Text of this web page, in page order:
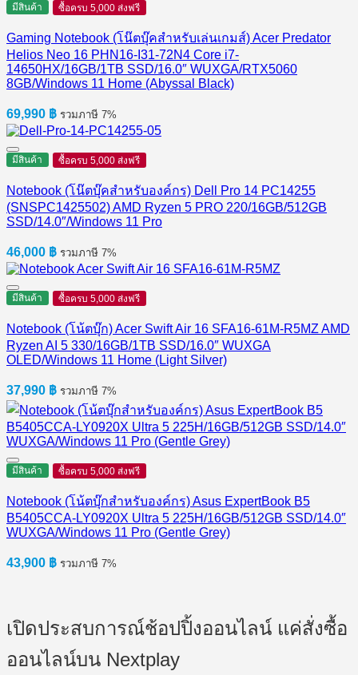
มีสินค้า ซื้อครบ 5,000 ส่งฟรี
Gaming Notebook (โน๊ตบุ๊คสำหรับเล่นเกมส์) Acer Predator
Helios Neo 16 PHN16-I31-72N4 Core i7-
14650HX/16GB/1TB SSD/16.0″ WUXGA/RTX5060
8GB/Windows 11 Home (Abyssal Black)
69,990 ฿ รวมภาษี 7%
มีสินค้า ซื้อครบ 5,000 ส่งฟรี
Notebook (โน๊ตบุ๊คสำหรับองค์กร) Dell Pro 14 PC14255
(SNSPC1425502) AMD Ryzen 5 PRO 220/16GB/512GB
SSD/14.0″/Windows 11 Pro
46,000 ฿ รวมภาษี 7%
มีสินค้า ซื้อครบ 5,000 ส่งฟรี
Notebook (โน้ตบุ๊ก) Acer Swift Air 16 SFA16-61M-R5MZ AMD
Ryzen AI 5 330/16GB/1TB SSD/16.0″ WUXGA
OLED/Windows 11 Home (Light Silver)
37,990 ฿ รวมภาษี 7%
มีสินค้า ซื้อครบ 5,000 ส่งฟรี
Notebook (โน้ตบุ๊กสำหรับองค์กร) Asus ExpertBook B5
B5405CCA-LY0920X Ultra 5 225H/16GB/512GB SSD/14.0″
WUXGA/Windows 11 Pro (Gentle Grey)
43,900 ฿ รวมภาษี 7%
เปิดประสบการณ์ช้อปปิ้งออนไลน์ แค่สั่งซื้อ
ออนไลน์บน Nextplay